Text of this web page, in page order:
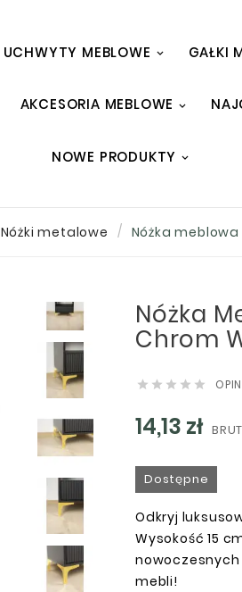
UCHWYTY MEBLOWE GAŁKI
AKCESORIA MEBLOWE
NOWE PRODUKTY
Nóżki metalowe Nóżka
Nóżka
Chrom
    
14,13 zł
Dostępne
Odkryj
Wysokość 15
mebli!